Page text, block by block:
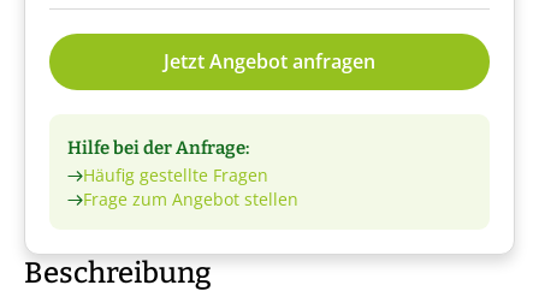
Jetzt Angebot anfragen
Hilfe bei der Anfrage:
Häufig gestellte Fragen
Frage zum Angebot stellen
Beschreibung